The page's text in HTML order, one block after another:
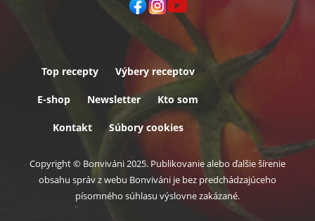
Top recepty Výbery receptov
E-shop Newsletter Kto som
Kontakt Súbory cookies
Copyright © Bonviváni 2025. Publikovanie alebo ďalšie šírenie
obsahu správ z webu Bonviváni je bez predchádzajúceho
písomného súhlasu výslovne zakázané.